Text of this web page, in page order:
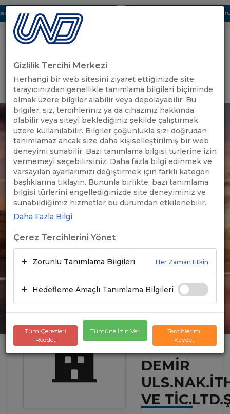
Dijital UBAK Bölümü Hakkında UND, Yunanistan Vize
Uluslararası Nakliyeciler Derneği
GİRİŞ YAP
DEMIR
VE
Gizlilik Tercihi Merkezi
Herhangi bir web sitesini ziyaret ettiğinizde site,
tarayıcınızdan genellikle tanımlama bilgileri biçiminde
olmak üzere bilgiler alabilir veya depolayabilir. Bu
bilgiler; siz, tercihleriniz ya da cihazınız hakkında
olabilir veya siteyi beklediğiniz şekilde çalıştırmak
üzere kullanılabilir. Bilgiler çoğunlukla sizi doğrudan
tanımlamaz ancak size daha kişiselleştirilmiş bir web
deneyimi sunabilir. Bazı tanımlama bilgisi türlerine izin
vermemeyi seçebilirsiniz. Daha fazla bilgi edinmek ve
varsayılan ayarlarımızı değiştirmek için farklı kategori
başlıklarına tıklayın. Bununla birlikte, bazı tanımlama
bilgisi türlerini engellediğinizde site deneyiminiz ve
sunabildiğimiz hizmetler bu durumdan etkilenebilir.
Daha Fazla Bilgi
Çerez Tercihlerini Yönet
Zorunlu Tanımlama Bilgileri Her Zaman Etkin
Hedefleme Amaçlı Tanımlama Bilgileri
Tüm Çerezleri
Reddet
Tümüne İzin Ver
Tercihlerimi
Kaydet